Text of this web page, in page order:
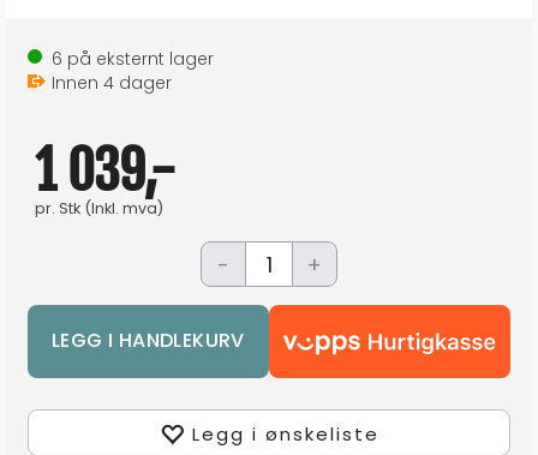
6 på eksternt lager
Innen 4 dager
1 039,-
pr. Stk (Inkl. mva)
- +
Legg i ønskeliste